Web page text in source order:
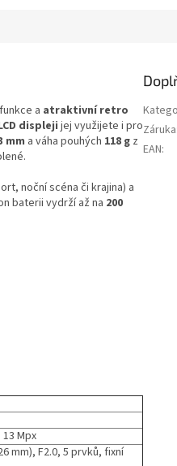
a atraktivní retro
displejijej využijete i pro
mm a váha pouhých 118 g z
noční scéna či krajina) a
baterii vydrží až na 200
13 Mpx
mm), F2.0, 5 prvků, fixní
Záruka
EAN: